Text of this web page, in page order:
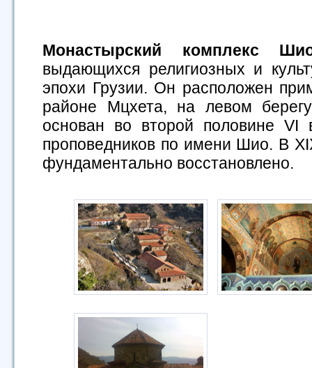
Монастырский комплекс
выдающихся религиозных и
эпохи Грузии. Он расположен
районе Мцхета, на левом
основан во второй половине VI
проповедников по имени Шио. В
фундаментально восстановлено.